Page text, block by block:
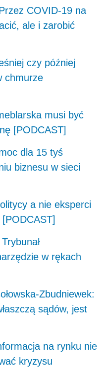
COVID-19 na
ale i zarobić
czy później
chmurze
musi być
[PODCAST]
dla 15 tyś
biznesu w sieci
a nie eksperci
w rękach
Zbudniewek:
sądów, jest
na rynku nie
kryzysu